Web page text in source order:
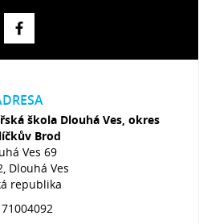
škola Dlouhá Ves, okres
Brod
Ves 69
Dlouhá Ves
republika
71004092